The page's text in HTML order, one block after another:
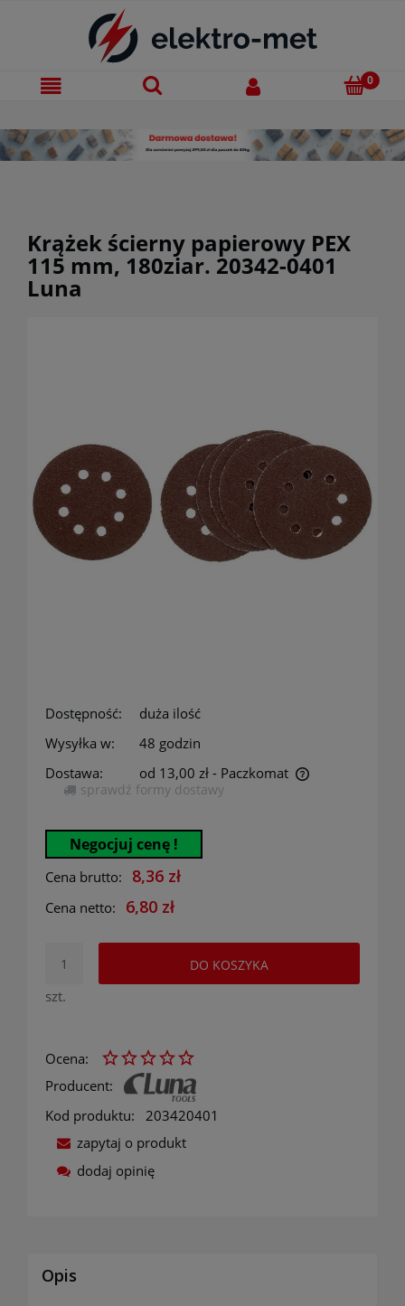
Krążek ścierny papierowy PEX
115 mm, 180ziar. 20342-0401
Luna
Dostępność:
duża ilość
Wysyłka w:
48 godzin
Dostawa:
od 13,00 zł - Paczkomat
Cena nie zawiera ewentualnych kosztów płatności
sprawdź formy dostawy
Negocjuj cenę !
Cena brutto: 8,36 zł
Cena netto: 6,80 zł
szt.
DO KOSZYKA
Ocena:
Producent:
Kod produktu:
203420401
zapytaj o produkt
dodaj opinię
Opis